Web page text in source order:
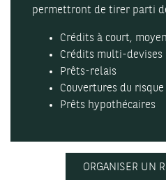
permettront de tirer parti
Crédits à court,
Crédits multi-devises
Prêts-relais
Couvertures du
Prêts hypothécaires
ORGANISER UN